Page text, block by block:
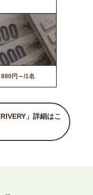
880円～/1名
」詳細はこ